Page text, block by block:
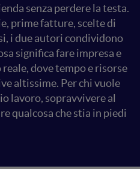
senza perdere la testa.
prime fatture, scelte di
i due autori condividono
significa fare impresa e
dove tempo e risorse
altissime. Per chi vuole
lavoro, sopravvivere al
qualcosa che stia in piedi